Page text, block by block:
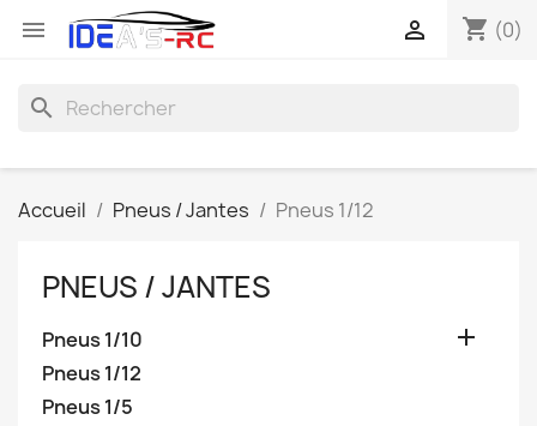
 shopping_cart (0)

search
Accueil Pneus / Jantes Pneus 1/12
PNEUS / JANTES
Pneus 1/10 
Pneus 1/12
Pneus 1/5